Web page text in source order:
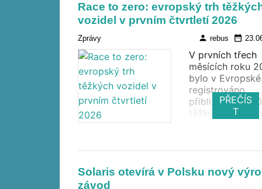
dvěma lety. Akci
navštívilo 13 768
návštěvníků, z
2 626 ze
Na výstavní
358 m² se
představilo 161
vystavovatelů,
představuje
15 procent.
Race to zero: evropský trh
vozidel v prvním čtvrtletí 2026
Zprávy person rebus date_range
V prvních třech
měsících roku
bylo v
registrováno
přibližně 92 400
těžkých
Vehicles). Z
355 na vozidla s
PŘEČÍS
T
Solaris otevírá v Polsku nový
závod